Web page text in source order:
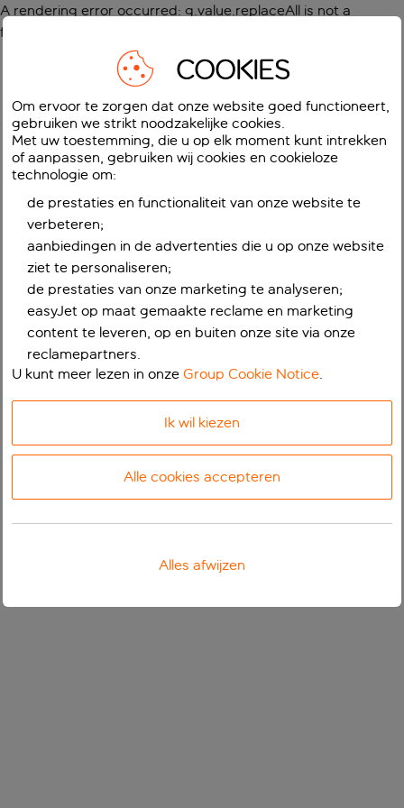
A rendering error occurred: g.value.replaceAll is not a
function
COOKIES
Om ervoor te zorgen dat onze website goed functioneert,
gebruiken we strikt noodzakelijke cookies.
Met uw toestemming, die u op elk moment kunt intrekken
of aanpassen, gebruiken wij cookies en cookieloze
technologie om:
de prestaties en functionaliteit van onze website te
verbeteren;
aanbiedingen in de advertenties die u op onze website
ziet te personaliseren;
de prestaties van onze marketing te analyseren;
easyJet op maat gemaakte reclame en marketing
content te leveren, op en buiten onze site via onze
reclamepartners.
U kunt meer lezen in onzeGroup Cookie Notice.
Ik wil kiezen
Alle cookies accepteren
Alles afwijzen